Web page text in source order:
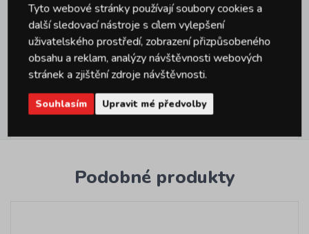
Dotazy 0
Hodnocení 1
Podobné produkty
Tyto webové stránky používají soubory cookies a
další sledovací nástroje s cílem vylepšení
uživatelského prostředí, zobrazení přizpůsobeného
obsahu a reklam, analýzy návštěvnosti webových
stránek a zjištění zdroje návštěvnosti.
Souhlasím Upravit mé předvolby